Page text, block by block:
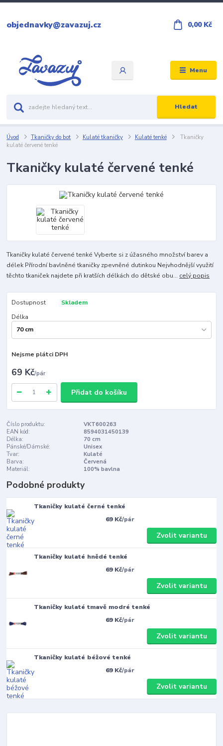
Menu
Hledat
objednavky@zavazuj.cz 0,00 Kč
Úvod Tkaničky do bot Kulaté tkaničky Kulaté tenké
Tkaničky
kulaté červené tenké
Tkaničky kulaté červené tenké
Tkaničky kulaté červené tenké Vyberte si z úžasného množství barev a
délek Přírodní bavlněné tkaničky zpevněné dutinkou Nejvhodnější využití
těchto tkaniček najdete při kratších délkách do dětské obu... celý popis
Dostupnost
Skladem
Délka
Nejsme plátci DPH
69 Kč/pár
Přidat do košíku
Číslo produktu:
VKT600263
EAN kód:
8594031450139
Délka:
70 cm
Pánské/Dámské:
Unisex
Tvar:
Kulaté
Barva:
Červená
Materiál:
100% bavlna
Podobné produkty
Tkaničky kulaté černé tenké
69 Kč/pár
Zvolit variantu
Tkaničky kulaté hnědé tenké
69 Kč/pár
Zvolit variantu
Tkaničky kulaté tmavě modré tenké
69 Kč/pár
Zvolit variantu
Tkaničky kulaté béžové tenké
69 Kč/pár
Zvolit variantu